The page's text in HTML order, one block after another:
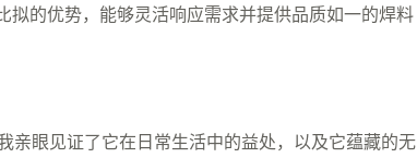
的优势，能够灵活响应需求并提供品质如一的焊料
亲眼见证了它在日常生活中的益处，以及它蕴藏的无